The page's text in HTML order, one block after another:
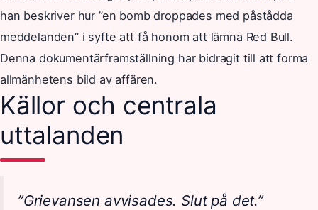
han beskriver hur ”en bomb droppades med påstådda
meddelanden” i syfte att få honom att lämna Red Bull.
Denna dokumentärframställning har bidragit till att forma
allmänhetens bild av affären.
Källor och centrala
uttalanden
”Grievansen avvisades. Slut på det.”